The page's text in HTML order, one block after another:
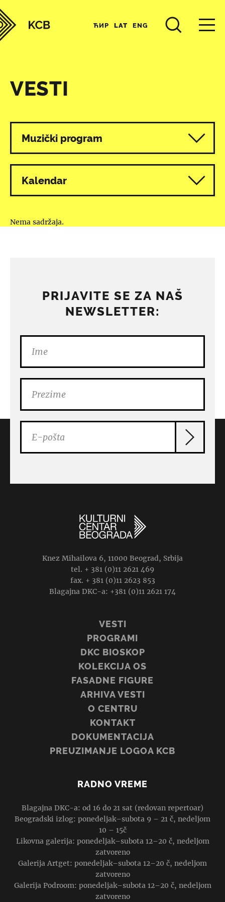
ЋИР LAT ENG
VESTI
Svi programi
Muzički program
Kalendar
Nema sadržaja.
PRIJAVITE SE ZA NAŠ
NEWSLETTER:
Knez Mihailova 6, 11000 Beograd, Srbija
tel. + 381 (0)11 2621 469
fax. + 381 (0)11 2623 853
Blagajna DKC-a: +381 (0)11 2621 174
VESTI
PROGRAMI
DKC BIOSKOP
KOLEKCIJA OS
FASADNE FIGURE
ARHIVA VESTI
O CENTRU
KONTAKT
DOKUMENTACIJA
PREUZIMANJE LOGOA KCB
RADNO VREME
Blagajna DKC-a: od 16 do 21 sat (redovan repertoar)
Beogradski izlog: ponedeljak–subota 9 – 21 č, nedeljom
10 – 15č
Likovna galerija: ponedeljak–subota 12–20 č, nedeljom
zatvoreno
Galerija Artget: ponedeljak–subota 12–20 č, nedeljom
zatvoreno
Galerija Podroom: ponedeljak–subota 12–20 č, nedeljom
zatvoreno